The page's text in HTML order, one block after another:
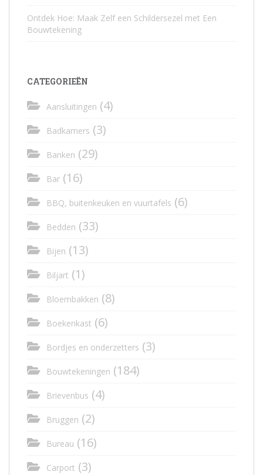
Ontdek Hoe: Maak Zelf een Schildersezel met Een
Bouwtekening
CATEGORIEËN
Aansluitingen (4)
Badkamers (3)
Banken (29)
Bar (16)
BBQ, buitenkeuken en vuurtafels (6)
Bedden (33)
Bijen (13)
Biljart (1)
Bloembakken (8)
Boekenkast (6)
Bordjes en onderzetters (3)
Bouwtekeningen (184)
Brievenbus (4)
Bruggen (2)
Bureau (16)
Carport (3)